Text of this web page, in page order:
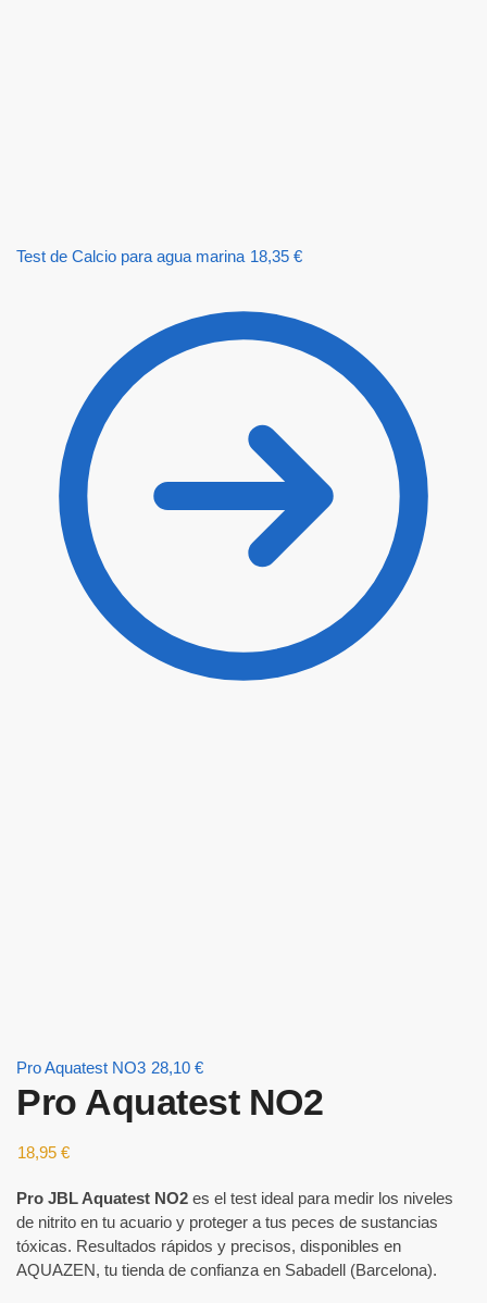
Test de Calcio para agua marina 18,35 €
Pro Aquatest NO3 28,10 €
Pro Aquatest NO2
18,95 €
Pro JBL Aquatest NO2 es el test ideal para medir los niveles
de nitrito en tu acuario y proteger a tus peces de sustancias
tóxicas. Resultados rápidos y precisos, disponibles en
AQUAZEN, tu tienda de confianza en Sabadell (Barcelona).